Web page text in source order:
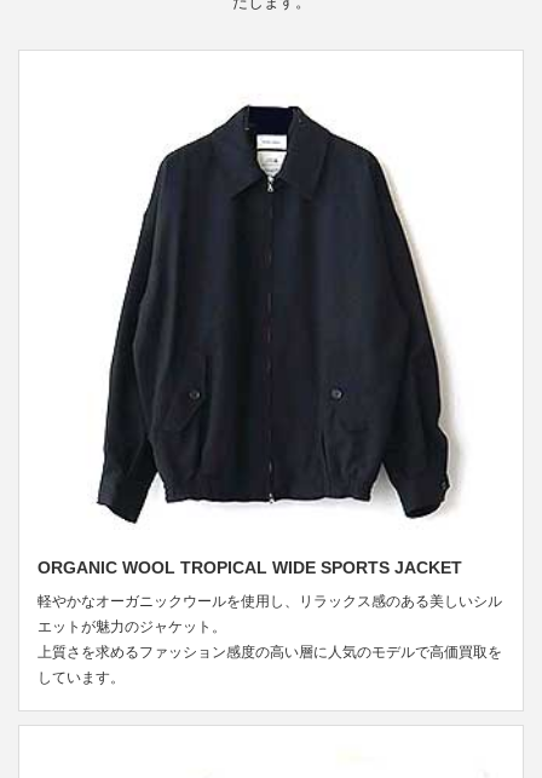
ORGANIC WOOL TROPICAL WIDE SPORTS JACKET
軽やかなオーガニックウールを使用し、リラックス感のある美しいシル
エットが魅力のジャケット。
上質さを求めるファッション感度の高い層に人気のモデルで高価買取を
しています。